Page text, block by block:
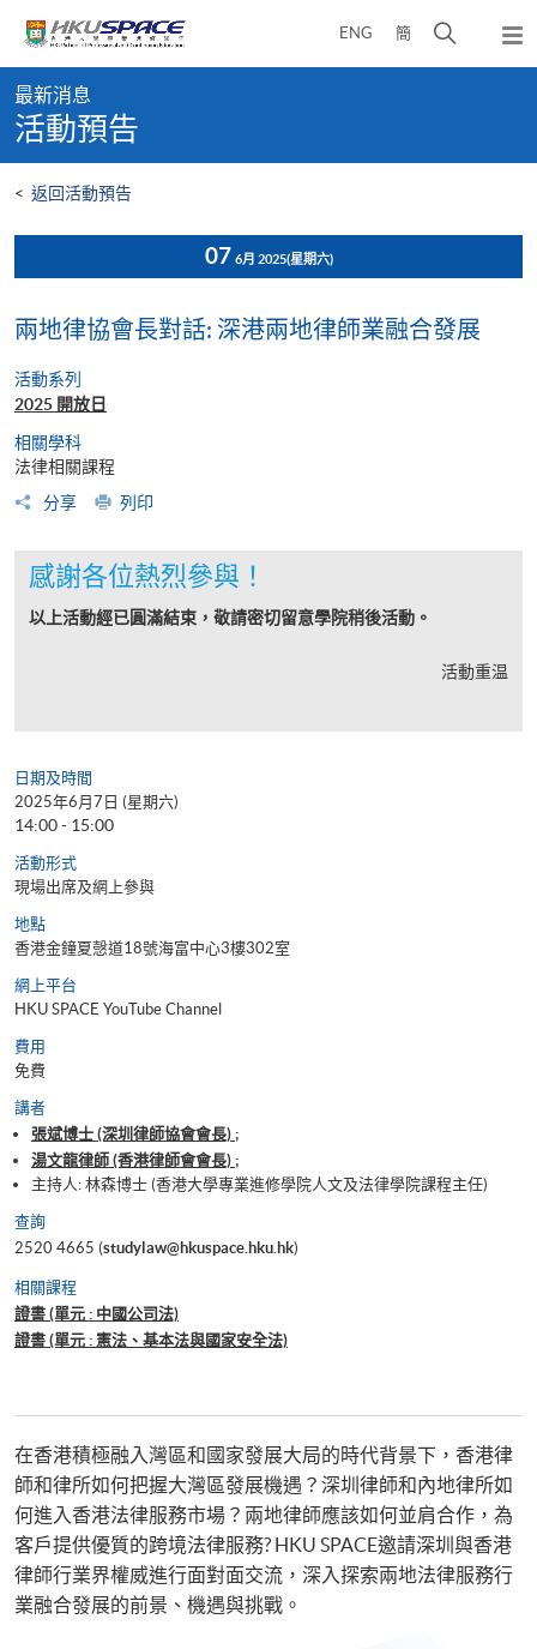
content
ENG 簡
開
彈
出
content
start
最新消息
活動預告
< 返回活動預告
07 6月 2025(星期六)
兩地律協會長對話: 深港兩地律師業融合發展
活動系列
2025 開放日
相關學科
法律相關課程
分享
列印
感謝各位熱烈參與！
以上活動經已圓滿結束，敬請密切留意學院稍後活動。
活動重温
日期及時間
2025年6月7日 (星期六)
14:00 - 15:00
活動形式
現場出席及網上參與
地點
香港金鐘夏愨道18號海富中心3樓302室
網上平台
HKU SPACE YouTube Channel
費用
免費
講者
張斌博士 (深圳律師協會會長) ;
湯文龍律師 (香港律師會會長) ;
主持人: 林森博士 (香港大學專業進修學院人文及法律學院課程主任)
查詢
2520 4665 (studylaw@hkuspace.hku.hk)
相關課程
證書 (單元 : 中國公司法)
證書 (單元 : 憲法、基本法與國家安全法)
在香港積極融入灣區和國家發展大局的時代背景下，香港律
師和律所如何把握大灣區發展機遇？深圳律師和內地律所如
何進入香港法律服務市場？兩地律師應該如何並肩合作，為
客戶提供優質的跨境法律服務? HKU SPACE邀請深圳與香港
律師行業界權威進行面對面交流，深入探索兩地法律服務行
業融合發展的前景、機遇與挑戰。